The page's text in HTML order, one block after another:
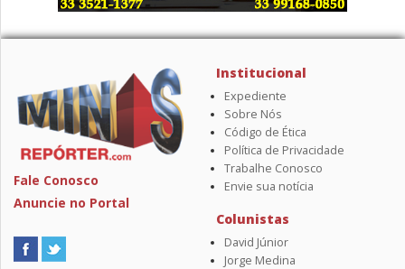
Fale Conosco
Anuncie no Portal
Institucional
Expediente
Sobre Nós
Código de Ética
Política de Privacidade
Trabalhe Conosco
Envie sua notícia
Colunistas
David Júnior
Jorge Medina